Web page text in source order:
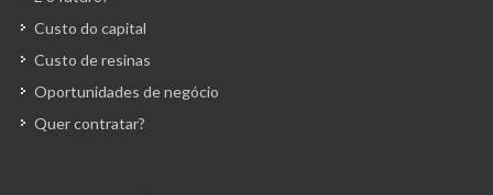
Custo do capital
Custo de resinas
Oportunidades de negócio
Quer contratar?